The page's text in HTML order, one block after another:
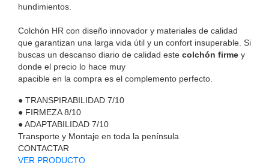
hundimientos.
Colchón HR con diseño innovador y materiales de calidad
que garantizan una larga vida útil y un confort insuperable. Si
buscas un descanso diario de calidad este colchón firme y
donde el precio lo hace muy
apacible en la compra es el complemento perfecto.
● TRANSPIRABILIDAD 7/10
● FIRMEZA 8/10
●ADAPTABILIDAD 7/10
Transporte y Montaje en toda la península
CONTACTAR
VER PRODUCTO